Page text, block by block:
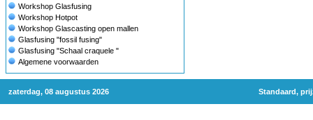
Workshop Glasfusing
Workshop Hotpot
Workshop Glascasting open mallen
Glasfusing "fossil fusing"
Glasfusing "Schaal craquele "
Algemene voorwaarden
zaterdag, 08 augustus 2026 Standaard,